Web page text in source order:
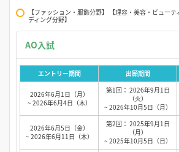
【ファッション・服飾分野】 【理容・美容・ビュー
ディング分野】
エントリー期間 出願期間
2026年6月1日（月）
~ 2026年6月4日（木）
第1回： 2026年9月1日
（火）
~ 2026年10月5日（月）
2026年6月5日（金）
~ 2026年6月11日（木）
第2回： 2025年9月1日
（月）
~ 2025年10月5日（日）